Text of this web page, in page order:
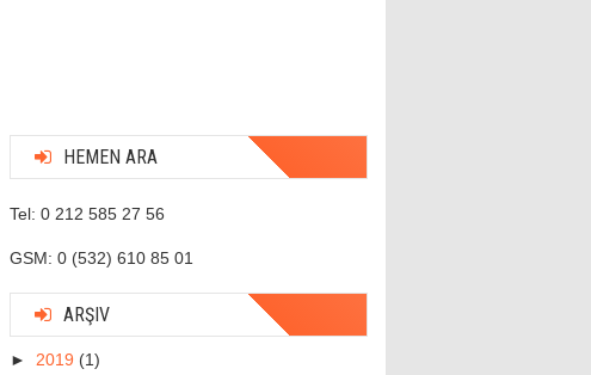
HEMEN ARA
Tel: 0 212 585 27 56
GSM: 0 (532) 610 85 01
ARŞIV
► 2019 (1)